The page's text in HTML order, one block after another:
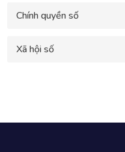
Chính quyền số
Xã hội số